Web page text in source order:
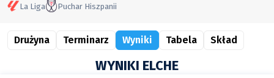
La Liga Puchar Hiszpanii
Drużyna Terminarz Wyniki Tabela Skład
WYNIKI ELCHE